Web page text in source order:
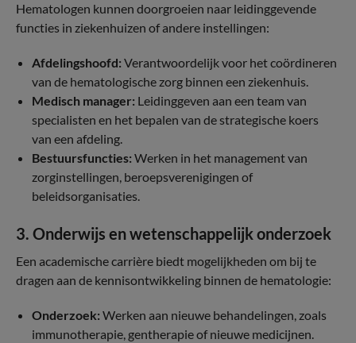
Hematologen kunnen doorgroeien naar leidinggevende
functies in ziekenhuizen of andere instellingen:
Afdelingshoofd: Verantwoordelijk voor het coördineren
van de hematologische zorg binnen een ziekenhuis.
Medisch manager: Leidinggeven aan een team van
specialisten en het bepalen van de strategische koers
van een afdeling.
Bestuursfuncties: Werken in het management van
zorginstellingen, beroepsverenigingen of
beleidsorganisaties.
3. Onderwijs en wetenschappelijk onderzoek
Een academische carrière biedt mogelijkheden om bij te
dragen aan de kennisontwikkeling binnen de hematologie:
Onderzoek: Werken aan nieuwe behandelingen, zoals
immunotherapie, gentherapie of nieuwe medicijnen.